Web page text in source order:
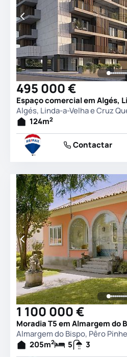
495 000 €
Algés, Linda-a-Velha e Cruz
124m2
Contactar
1 100 000 €
Almargem do Bispo, Pêro
205m2 5 3